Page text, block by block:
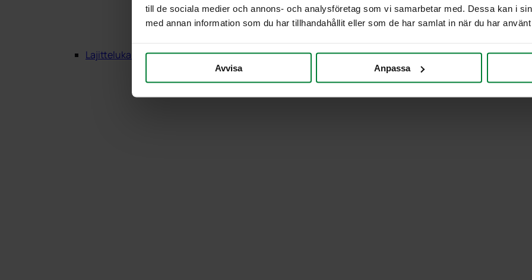
till de sociala medier och annons- och analysföretag som vi samarbetar med. Dessa kan i
med annan information som du har tillhandahållit eller som de har samlat in när du har
Avvisa Anpassa
Lajittelukalusteet Puu